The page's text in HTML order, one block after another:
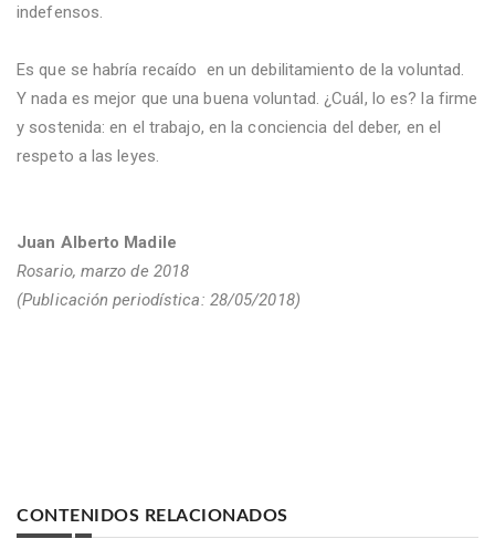
indefensos.
Es que se habría recaído en un debilitamiento de la voluntad.
Y nada es mejor que una buena voluntad. ¿Cuál, lo es? la firme
y sostenida: en el trabajo, en la conciencia del deber, en el
respeto a las leyes.
Juan Alberto Madile
Rosario, marzo de 2018
(Publicación periodística: 28/05/2018)
CONTENIDOS RELACIONADOS